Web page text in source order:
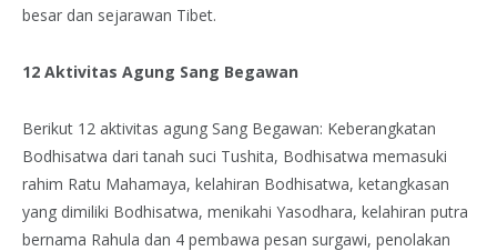
besar dan sejarawan Tibet.
12 Aktivitas Agung Sang Begawan
Berikut 12 aktivitas agung Sang Begawan: Keberangkatan
Bodhisatwa dari tanah suci Tushita, Bodhisatwa memasuki
rahim Ratu Mahamaya, kelahiran Bodhisatwa, ketangkasan
yang dimiliki Bodhisatwa, menikahi Yasodhara, kelahiran putra
bernama Rahula dan 4 pembawa pesan surgawi, penolakan